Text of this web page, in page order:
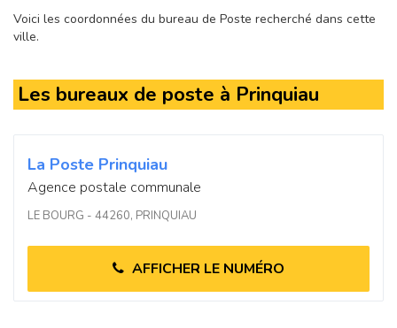
Voici les coordonnées du bureau de Poste recherché dans cette
ville.
Les bureaux de poste à Prinquiau
La Poste Prinquiau
Agence postale communale
LE BOURG - 44260, PRINQUIAU
AFFICHER LE NUMÉRO